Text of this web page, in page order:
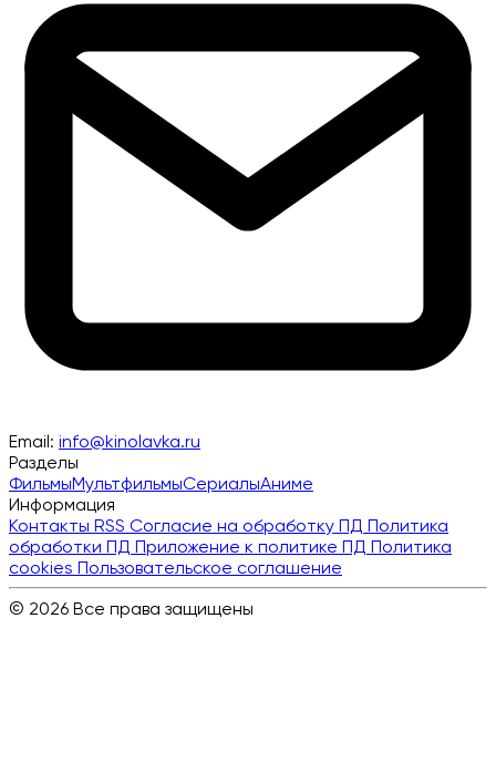
Email: info@kinolavka.ru
Разделы
ФильмыМультфильмыСериалыАниме
Информация
Контакты RSS Согласие на обработку ПД Политика
обработки ПД Приложение к политике ПД Политика
cookies Пользовательское соглашение
© 2026 Все права защищены